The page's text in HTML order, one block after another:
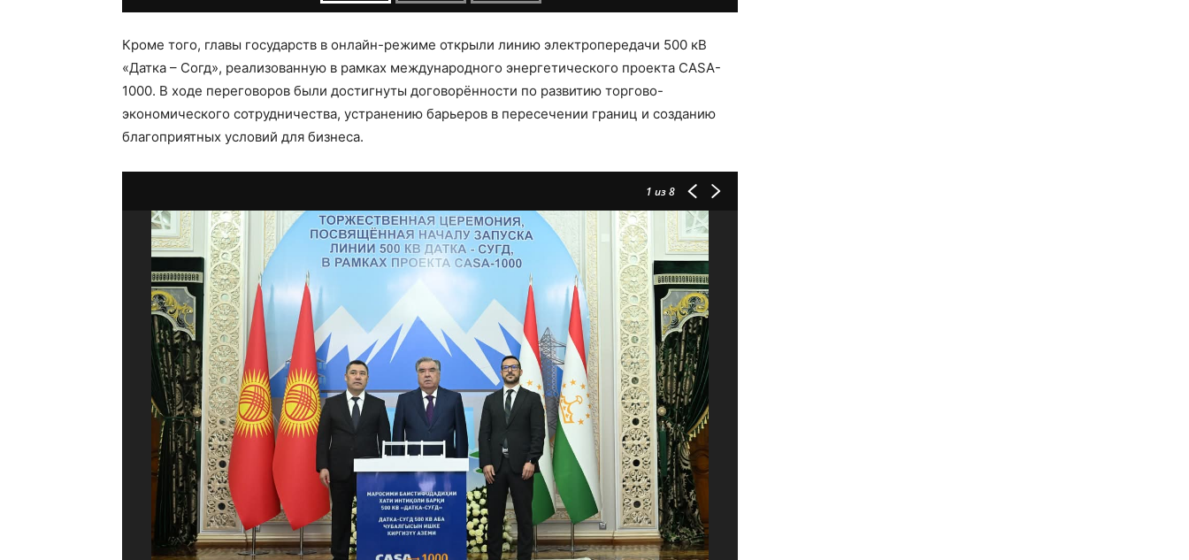
Кроме того, главы государств в онлайн-режиме открыли линию электропередачи 500 кВ
«Датка – Согд», реализованную в рамках международного энергетического проекта CASA-
1000. В ходе переговоров были достигнуты договорённости по развитию торгово-
экономического сотрудничества, устранению барьеров в пересечении границ и созданию
благоприятных условий для бизнеса.
1 из 8